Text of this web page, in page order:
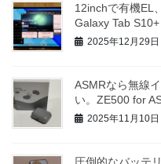
12inchで有機EL
Galaxy Tab
2025年12月29日
ASMRなら無線
い。ZE500 for
2025年11月10日